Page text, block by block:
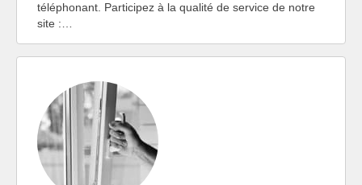
téléphonant. Participez à la qualité de service de notre
site :…